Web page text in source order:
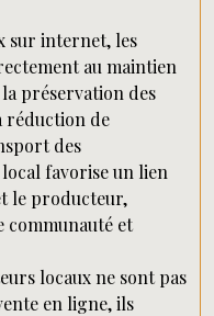
sur internet, les
au maintien
préservation des
réduction de
des
favorise un lien
le producteur,
communauté et
locaux ne sont pas
en ligne, ils